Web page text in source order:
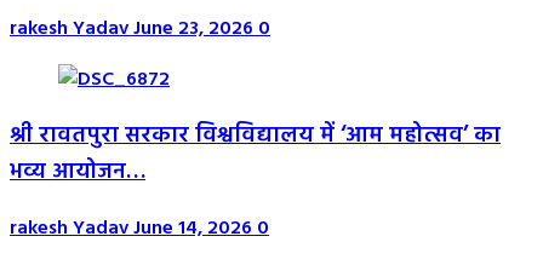
rakesh YadavJune 23, 20260
श्री रावतपुरा सरकार विश्वविद्यालय में ‘आम महोत्सव’ का
भव्य आयोजन…
rakesh YadavJune 14, 20260